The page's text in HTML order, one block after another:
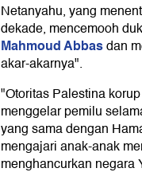
Netanyahu, yang
dekade, mencemooh
Mahmoud Abbasdan
akar-akarnya".
"Otoritas Palestina
menggelar pemilu
yang sama dengan
mengajari anak-anak
menghancurkan negara